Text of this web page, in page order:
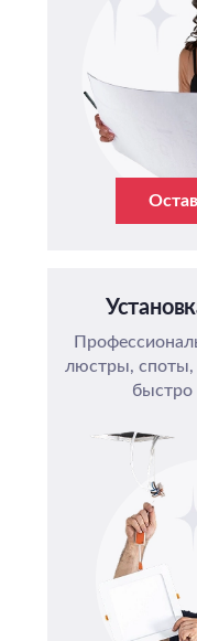
люстры, споты,
быстро